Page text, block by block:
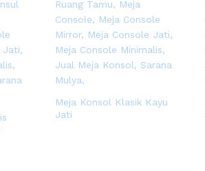
Meja Konsol Klasik Kayu
Jati